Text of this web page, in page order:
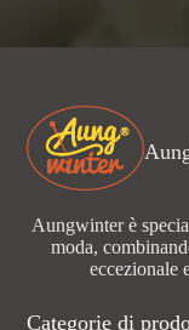
Aungwinter è
moda,
eccezionale
Categorie di